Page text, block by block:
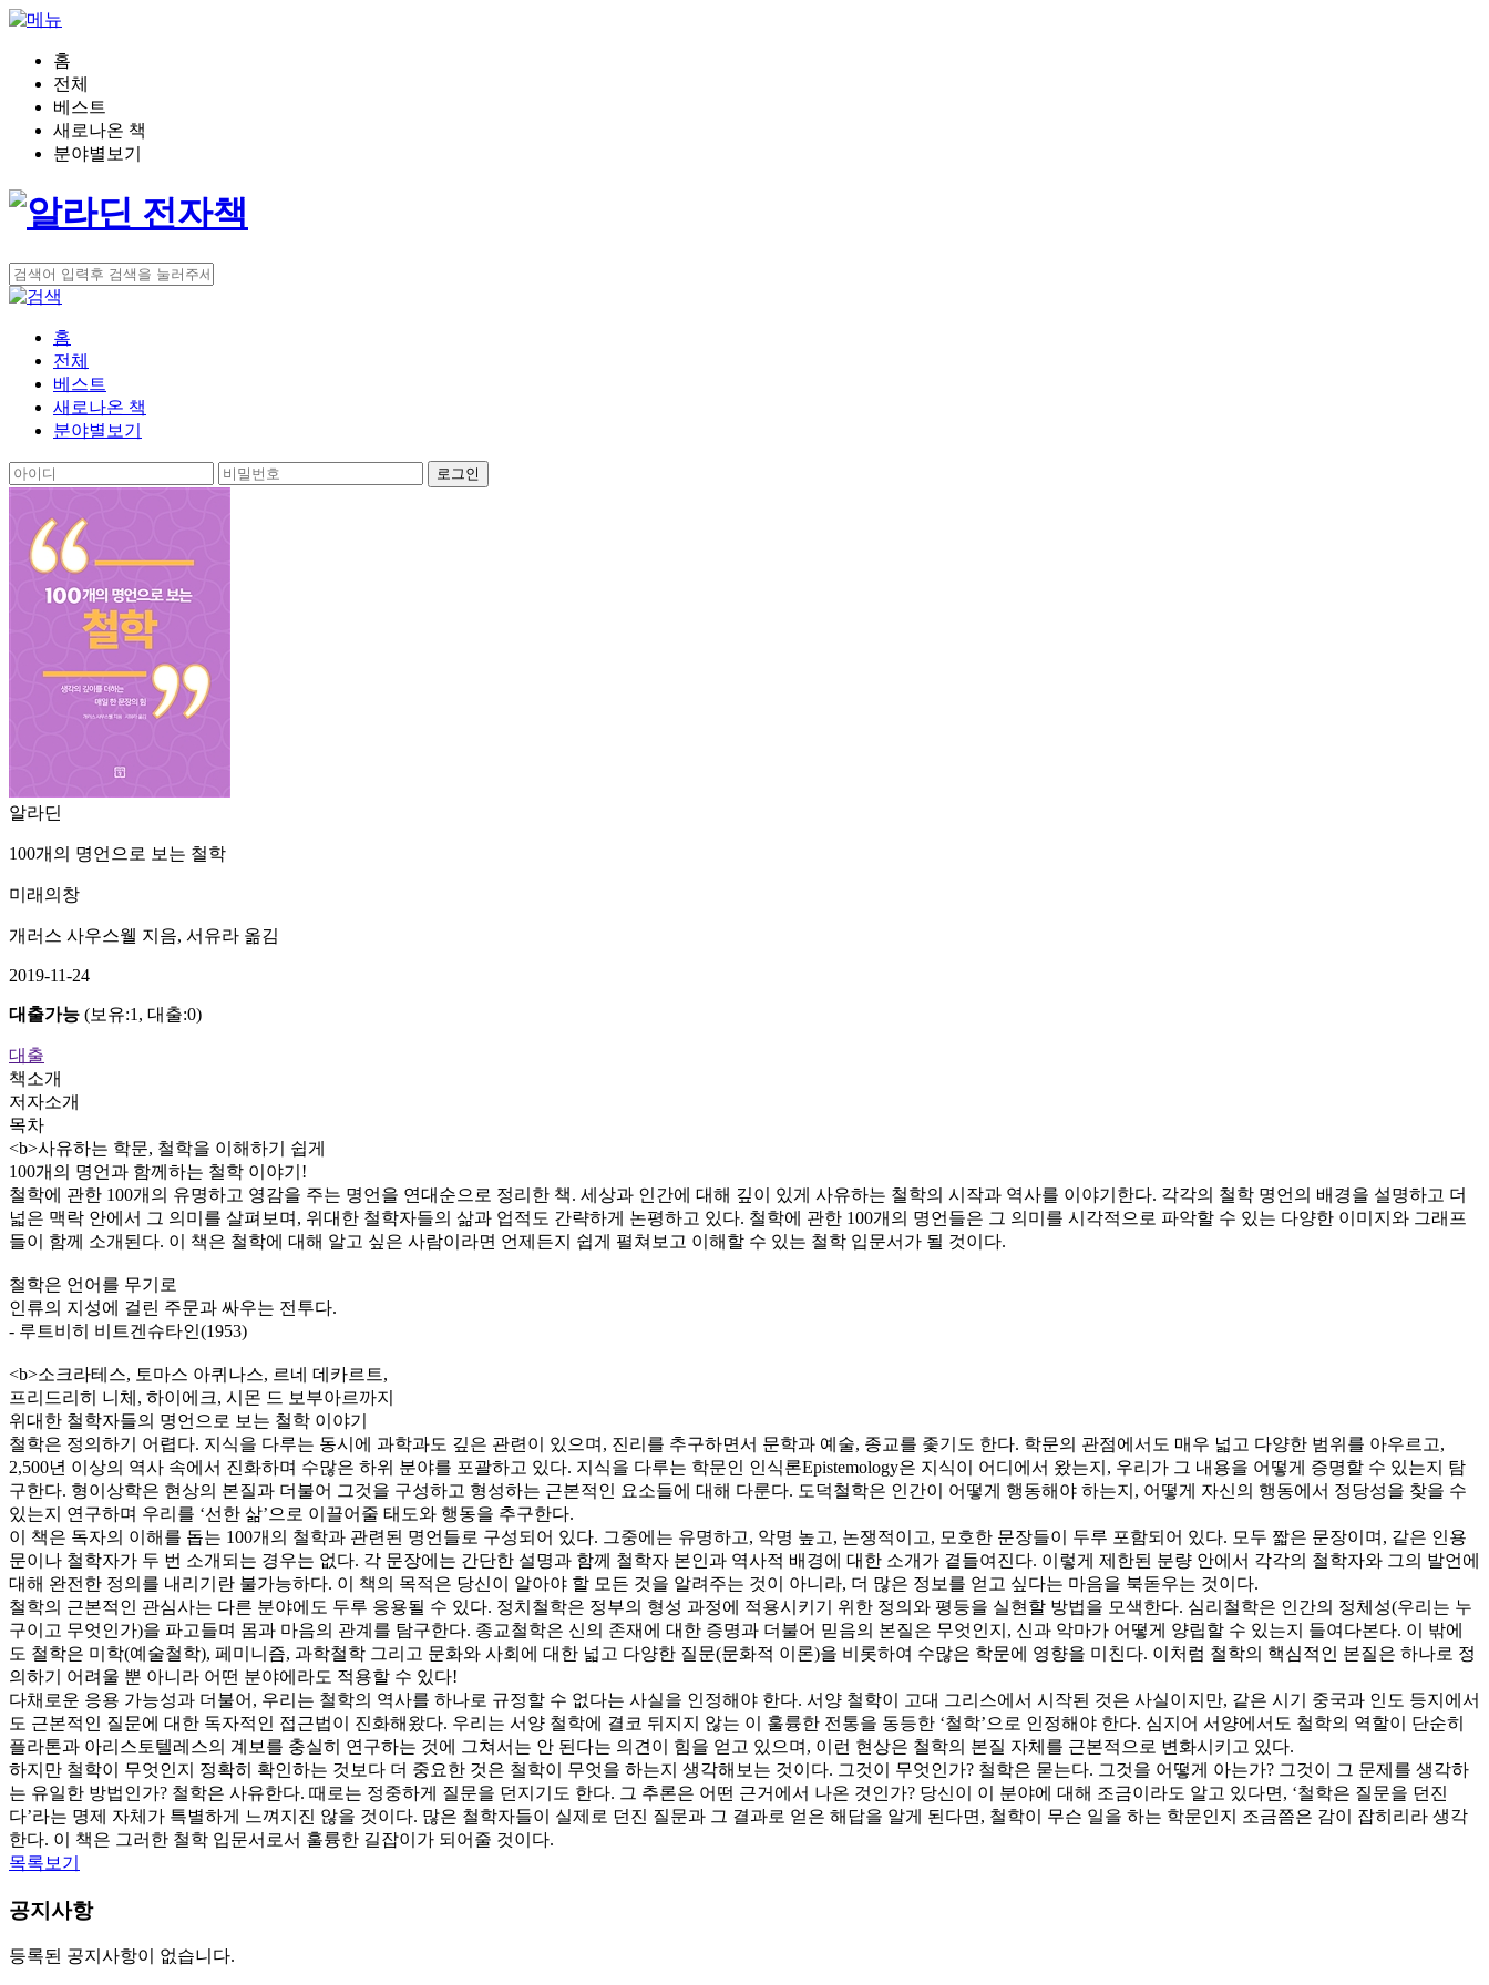
홈
전체
베스트
새로나온 책
분야별보기
홈
전체
베스트
새로나온 책
분야별보기
알라딘
100개의 명언으로 보는 철학
미래의창
개러스 사우스웰 지음, 서유라 옮김
2019-11-24
대출가능 (보유:1, 대출:0)
대출
책소개
저자소개
목차
<b>사유하는 학문, 철학을 이해하기 쉽게
100개의 명언과 함께하는 철학 이야기!
철학에 관한 100개의 유명하고 영감을 주는 명언을 연대순으로 정리한 책. 세상과 인간에 대해 깊이 있게 사유하는 철학의 시작과 역사를 이야기한다. 각각의 철학 명언의 배경을 설명하고 더
넓은 맥락 안에서 그 의미를 살펴보며, 위대한 철학자들의 삶과 업적도 간략하게 논평하고 있다. 철학에 관한 100개의 명언들은 그 의미를 시각적으로 파악할 수 있는 다양한 이미지와 그래프
들이 함께 소개된다. 이 책은 철학에 대해 알고 싶은 사람이라면 언제든지 쉽게 펼쳐보고 이해할 수 있는 철학 입문서가 될 것이다.
철학은 언어를 무기로
인류의 지성에 걸린 주문과 싸우는 전투다.
- 루트비히 비트겐슈타인(1953)
<b>소크라테스, 토마스 아퀴나스, 르네 데카르트,
프리드리히 니체, 하이에크, 시몬 드 보부아르까지
위대한 철학자들의 명언으로 보는 철학 이야기
철학은 정의하기 어렵다. 지식을 다루는 동시에 과학과도 깊은 관련이 있으며, 진리를 추구하면서 문학과 예술, 종교를 좇기도 한다. 학문의 관점에서도 매우 넓고 다양한 범위를 아우르고,
2,500년 이상의 역사 속에서 진화하며 수많은 하위 분야를 포괄하고 있다. 지식을 다루는 학문인 인식론Epistemology은 지식이 어디에서 왔는지, 우리가 그 내용을 어떻게 증명할 수 있는지 탐
구한다. 형이상학은 현상의 본질과 더불어 그것을 구성하고 형성하는 근본적인 요소들에 대해 다룬다. 도덕철학은 인간이 어떻게 행동해야 하는지, 어떻게 자신의 행동에서 정당성을 찾을 수
있는지 연구하며 우리를 ‘선한 삶’으로 이끌어줄 태도와 행동을 추구한다.
이 책은 독자의 이해를 돕는 100개의 철학과 관련된 명언들로 구성되어 있다. 그중에는 유명하고, 악명 높고, 논쟁적이고, 모호한 문장들이 두루 포함되어 있다. 모두 짧은 문장이며, 같은 인용
문이나 철학자가 두 번 소개되는 경우는 없다. 각 문장에는 간단한 설명과 함께 철학자 본인과 역사적 배경에 대한 소개가 곁들여진다. 이렇게 제한된 분량 안에서 각각의 철학자와 그의 발언에
대해 완전한 정의를 내리기란 불가능하다. 이 책의 목적은 당신이 알아야 할 모든 것을 알려주는 것이 아니라, 더 많은 정보를 얻고 싶다는 마음을 북돋우는 것이다.
철학의 근본적인 관심사는 다른 분야에도 두루 응용될 수 있다. 정치철학은 정부의 형성 과정에 적용시키기 위한 정의와 평등을 실현할 방법을 모색한다. 심리철학은 인간의 정체성(우리는 누
구이고 무엇인가)을 파고들며 몸과 마음의 관계를 탐구한다. 종교철학은 신의 존재에 대한 증명과 더불어 믿음의 본질은 무엇인지, 신과 악마가 어떻게 양립할 수 있는지 들여다본다. 이 밖에
도 철학은 미학(예술철학), 페미니즘, 과학철학 그리고 문화와 사회에 대한 넓고 다양한 질문(문화적 이론)을 비롯하여 수많은 학문에 영향을 미친다. 이처럼 철학의 핵심적인 본질은 하나로 정
의하기 어려울 뿐 아니라 어떤 분야에라도 적용할 수 있다!
다채로운 응용 가능성과 더불어, 우리는 철학의 역사를 하나로 규정할 수 없다는 사실을 인정해야 한다. 서양 철학이 고대 그리스에서 시작된 것은 사실이지만, 같은 시기 중국과 인도 등지에서
도 근본적인 질문에 대한 독자적인 접근법이 진화해왔다. 우리는 서양 철학에 결코 뒤지지 않는 이 훌륭한 전통을 동등한 ‘철학’으로 인정해야 한다. 심지어 서양에서도 철학의 역할이 단순히
플라톤과 아리스토텔레스의 계보를 충실히 연구하는 것에 그쳐서는 안 된다는 의견이 힘을 얻고 있으며, 이런 현상은 철학의 본질 자체를 근본적으로 변화시키고 있다.
하지만 철학이 무엇인지 정확히 확인하는 것보다 더 중요한 것은 철학이 무엇을 하는지 생각해보는 것이다. 그것이 무엇인가? 철학은 묻는다. 그것을 어떻게 아는가? 그것이 그 문제를 생각하
는 유일한 방법인가? 철학은 사유한다. 때로는 정중하게 질문을 던지기도 한다. 그 추론은 어떤 근거에서 나온 것인가? 당신이 이 분야에 대해 조금이라도 알고 있다면, ‘철학은 질문을 던진
다’라는 명제 자체가 특별하게 느껴지진 않을 것이다. 많은 철학자들이 실제로 던진 질문과 그 결과로 얻은 해답을 알게 된다면, 철학이 무슨 일을 하는 학문인지 조금쯤은 감이 잡히리라 생각
한다. 이 책은 그러한 철학 입문서로서 훌륭한 길잡이가 되어줄 것이다.
목록보기
공지사항
등록된 공지사항이 없습니다.